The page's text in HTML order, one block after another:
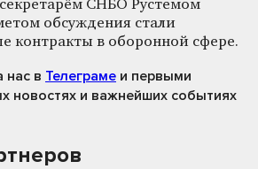
СНБО Рустемом
обсуждения стали
контракты в оборонной сфере.
нас в Телеграме и первыми
новостях и важнейших событиях